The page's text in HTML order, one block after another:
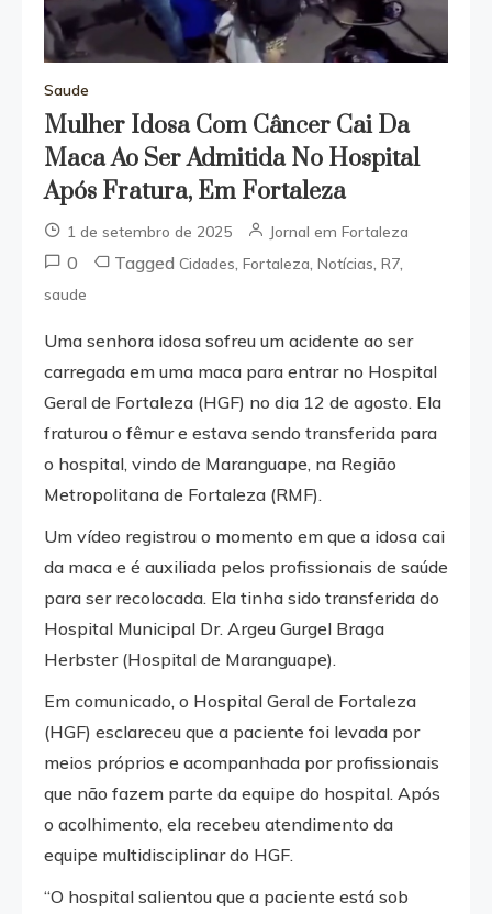
Saude
Mulher Idosa Com Câncer Cai Da
Maca Ao Ser Admitida No Hospital
Após Fratura, Em Fortaleza
1 de setembro de 2025 Jornal em Fortaleza
0 Tagged Cidades Fortaleza Notícias R7
saude
Uma senhora idosa sofreu um acidente ao ser
carregada em uma maca para entrar no Hospital
Geral de Fortaleza (HGF) no dia 12 de agosto. Ela
fraturou o fêmur e estava sendo transferida para
o hospital, vindo de Maranguape, na Região
Metropolitana de Fortaleza (RMF).
Um vídeo registrou o momento em que a idosa cai
da maca e é auxiliada pelos profissionais de saúde
para ser recolocada. Ela tinha sido transferida do
Hospital Municipal Dr. Argeu Gurgel Braga
Herbster (Hospital de Maranguape).
Em comunicado, o Hospital Geral de Fortaleza
(HGF) esclareceu que a paciente foi levada por
meios próprios e acompanhada por profissionais
que não fazem parte da equipe do hospital. Após
o acolhimento, ela recebeu atendimento da
equipe multidisciplinar do HGF.
“O hospital salientou que a paciente está sob